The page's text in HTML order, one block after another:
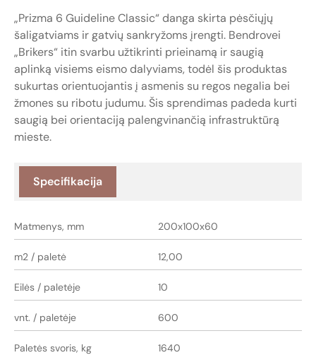
„Prizma 6 Guideline Classic“ danga skirta pėsčiųjų
šaligatviams ir gatvių sankryžoms įrengti. Bendrovei
„Brikers“ itin svarbu užtikrinti prieinamą ir saugią
aplinką visiems eismo dalyviams, todėl šis produktas
sukurtas orientuojantis į asmenis su regos negalia bei
žmones su ribotu judumu. Šis sprendimas padeda kurti
saugią bei orientaciją palengvinančią infrastruktūrą
mieste.
Specifikacija
Matmenys, mm 200x100x60
m2 / paletė 12,00
Eilės / paletėje 10
vnt. / paletėje 600
Paletės svoris, kg 1640